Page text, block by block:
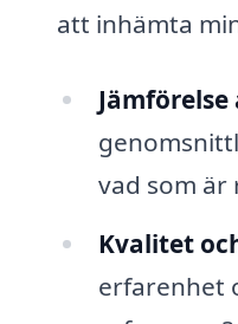
att inhämta
Jämförelse
vad som
Kvalitet
erfarenhet